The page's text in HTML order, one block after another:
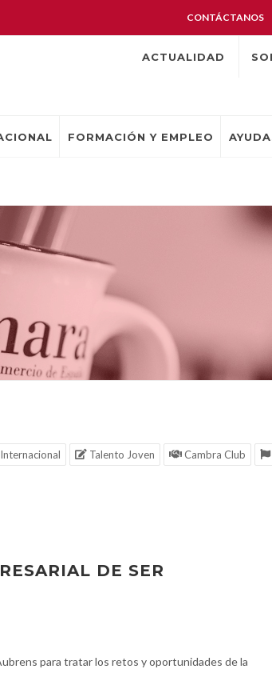
CONTÁCTANOS
ACTUALIDAD
FORMACIÓN Y EMPLEO
Internacional Talento Joven Cambra Club
DE SER
para tratar los retos y oportunidades de la